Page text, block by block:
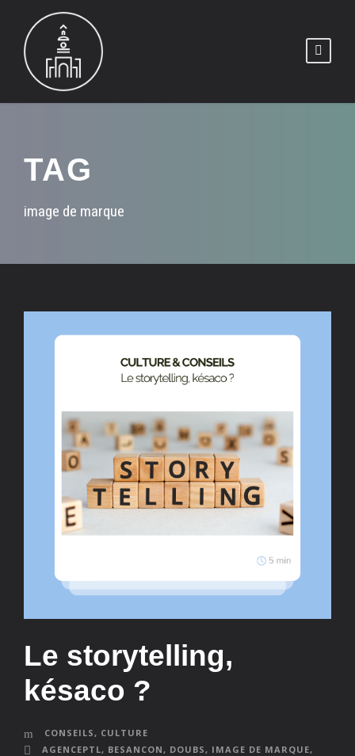
TAG
image de marque
Le storytelling,
késaco ?
CONSEILS, CULTURE
AGENCEPTL, BESANCON, DOUBS, IMAGE DE MARQUE,